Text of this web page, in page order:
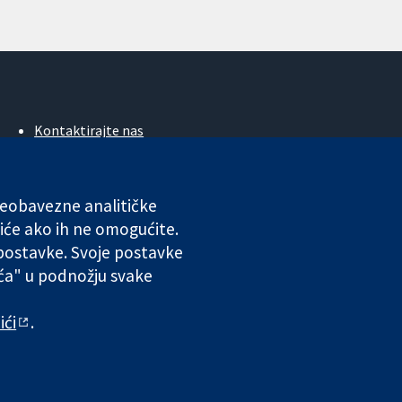
Kontaktirajte nas
Poslovi
Cochrane Library
VAT registration number GB 718 2127 49.
odgovornosti
analitičke
ako ih ne omogućite.
Svoje postavke
u podnožju svake
.